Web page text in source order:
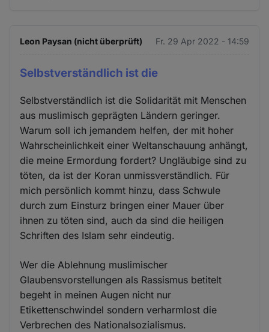
Leon Paysan (nicht überprüft) Fr. 29 Apr 2022 - 14:59
Selbstverständlich ist die
Selbstverständlich ist die Solidarität mit Menschen
aus muslimisch geprägten Ländern geringer.
Warum soll ich jemandem helfen, der mit hoher
Wahrscheinlichkeit einer Weltanschauung anhängt,
die meine Ermordung fordert? Ungläubige sind zu
töten, da ist der Koran unmissverständlich. Für
mich persönlich kommt hinzu, dass Schwule
durch zum Einsturz bringen einer Mauer über
ihnen zu töten sind, auch da sind die heiligen
Schriften des Islam sehr eindeutig.
Wer die Ablehnung muslimischer
Glaubensvorstellungen als Rassismus betitelt
begeht in meinen Augen nicht nur
Etikettenschwindel sondern verharmlost die
Verbrechen des Nationalsozialismus.